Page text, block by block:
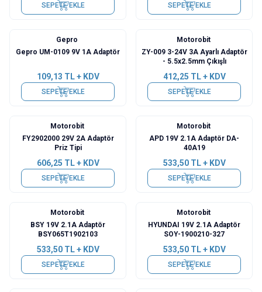
SEPETE EKLE SEPETE EKLE
Gepro
Gepro UM-0109 9V 1A Adaptör
109,13 TL + KDV
SEPETE EKLE
Motorobit
ZY-009 3-24V 3A Ayarlı Adaptör
- 5.5x2.5mm Çıkışlı
412,25 TL + KDV
SEPETE EKLE
Motorobit
FY2902000 29V 2A Adaptör
Priz Tipi
606,25 TL + KDV
SEPETE EKLE
Motorobit
APD 19V 2.1A Adaptör DA-
40A19
533,50TL + KDV
SEPETE EKLE
Motorobit
BSY 19V 2.1A Adaptör
BSY065T1902103
533,50TL + KDV
SEPETE EKLE
Motorobit
HYUNDAI 19V 2.1A Adaptör
SOY-1900210-327
533,50TL + KDV
SEPETE EKLE